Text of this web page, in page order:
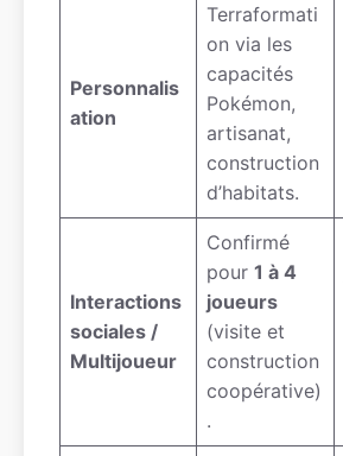
Personnalis
ation
Terraformati
on via les
capacités
Pokémon,
artisanat,
construction
d’habitats.
Interactions
sociales /
Multijoueur
Confirmé
pour 1 à 4
joueurs
(visite et
construction
coopérative)
.